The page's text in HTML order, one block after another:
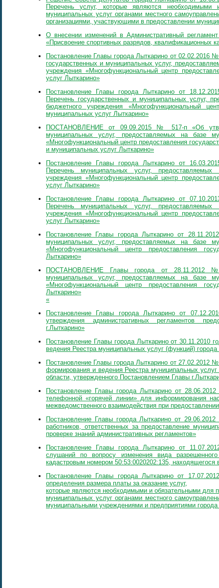
Перечень услуг, которые являются необходимыми
муниципальных услуг органами местного
организациями, участвующими в предоставлении
О внесении изменений в Административный
«Присвоение спортивных разрядов, квалификационных
Постановление Главы города Лыткарино от 02.02.2016
государственных и муниципальных услуг,
учреждения «Многофункциональный центр
услуг Лыткарино»
Постановление Главы города Лыткарино от
Перечень государственных и муниципальных услуг,
бюджетного учреждения «Многофункциональный
муниципальных услуг Лыткарино»
ПОСТАНОВЛЕНИЕ от 09.09.2015 № 517-п «Об
муниципальных услуг, предоставляемых на базе
«Многофункциональный центр предоставления
и муниципальных услуг Лыткарино»
Постановление Главы города Лыткарино от
Перечень муниципальных услуг,
учреждения «Многофункциональный центр
услуг Лыткарино»
Постановление Главы города Лыткарино от
Перечень муниципальных услуг,
учреждения «Многофункциональный центр
услуг Лыткарино»
Постановление Главы города Лыткарино от
муниципальных услуг, предоставляемых на базе
«Многофункциональный центр предоставления
Лыткарино»
ПОСТАНОВЛЕНИЕ Главы города от 28.11.2012
муниципальных услуг, предоставляемых на базе
«Многофункциональный центр предоставления
Лыткарино»
«
Постановление Главы города Лыткарино от
утверждения административных регламентов
г.Лыткарино»
Постановление Главы города Лыткарино от
ведения Реестра муниципальных услуг (функций)
Постановление Главы города Лыткарино от 27.02.2012
формирования и ведения Реестра муниципальных
области, утвержденного Постановлением Главы
Постановление Главы города Лыткарино от
телефонной «горячей линии» для информирования
межведомственного взаимодействия при
Постановление Главы города Лыткарино от
работников, ответственных за предоставление
проверке знаний административных регламентов»
Постановление Главы города Лыткарино от
слушаний по вопросу изменения вида
кадастровым номером 50:53:0020202:135, находящегося
Постановление Главы города Лыткарино от
определения размера платы за оказание услуг,
которые являются необходимыми и обязательными для
муниципальных услуг органами местного
муниципальными учреждениями и предприятиями